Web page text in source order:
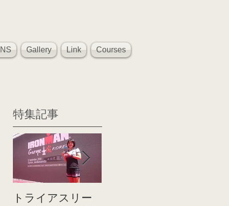
Gallery Link Courses
特集記事
トライアスリー